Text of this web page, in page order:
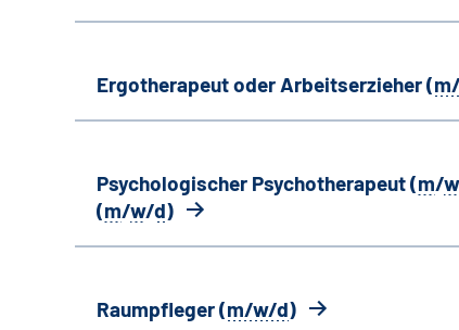
Ergotherapeut oder Arbeitserzieher (
Psychologischer Psychotherapeut (m/w
(m/w/d)
Raumpfleger (m/w/d)